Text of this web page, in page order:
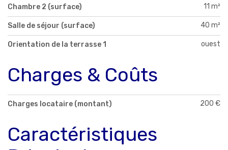
Chambre 2 (surface) 11 m²
Salle de séjour (surface) 40 m²
Orientation de la terrasse 1 ouest
Charges & Coûts
Charges locataire (montant) 200 €
Caractéristiques